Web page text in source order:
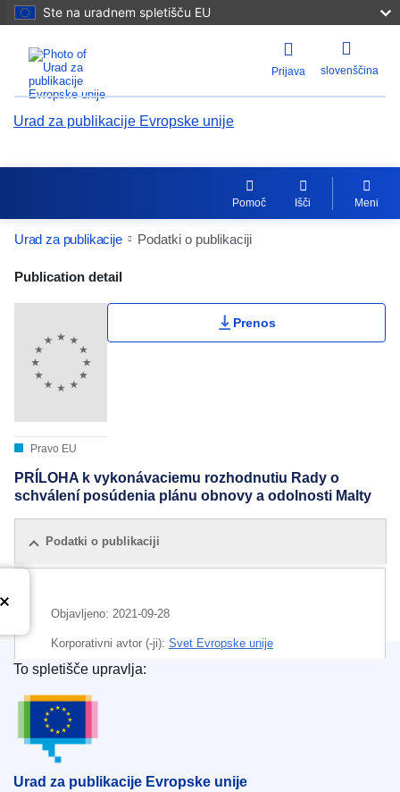
Ste na uradnem spletišču EU
Prijava slovenščina
Urad za publikacije Evropske unije
Pomoč Išči Meni
Urad za publikacije Podatki o publikaciji
Publication Detail Actions Portlet
Moja lestvica
Publication detail
Pravo EU
Prenos
PRÍLOHA k vykonávaciemu rozhodnutiu Rady o
schválení posúdenia plánu obnovy a odolnosti Malty
Podatki o publikaciji
Objavljeno: 2021-09-28
Korporativni avtor (-ji): Svet Evropske unije
IMMC : ST 11941 2021 ADD 1
Urad za publikacije Evropske unije
To spletišče upravlja:
Urad za publikacije Evropske unije